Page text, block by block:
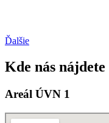
Ďalšie
Kde nás nájdete
Areál ÚVN 1